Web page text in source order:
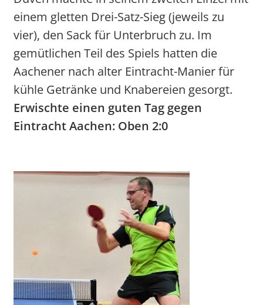
einem gletten Drei-Satz-Sieg (jeweils zu
vier), den Sack für Unterbruch zu. Im
gemütlichen Teil des Spiels hatten die
Aachener nach alter Eintracht-Manier für
kühle Getränke und Knabereien gesorgt.
Erwischte einen guten Tag gegen
Eintracht Aachen: Oben 2:0